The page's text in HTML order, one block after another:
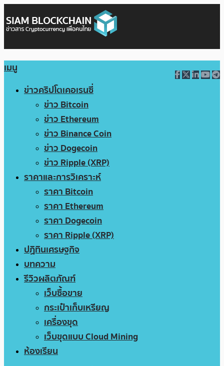
เมนู
ข่าวคริปโตเคอเรนซี่
ข่าว Bitcoin
ข่าว Ethereum
ข่าว Binance Coin
ข่าว Dogecoin
ข่าว Ripple (XRP)
ราคาและการวิเคราะห์
ราคา Bitcoin
ราคา Ethereum
ราคา Dogecoin
ราคา Ripple (XRP)
ปฏิทินเศรษฐกิจ
บทความ
รีวิวผลิตภัณฑ์
เว็บซื้อขาย
กระเป๋าเก็บเหรียญ
เครื่องขุด
เว็บขุดแบบ Cloud Mining
ห้องเรียน